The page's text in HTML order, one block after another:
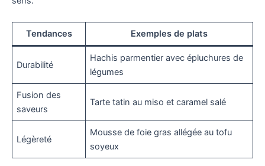
Tendances Exemples de plats
Durabilité
Hachis parmentier avec épluchures de
légumes
Fusion des
saveurs
Tarte tatin au miso et caramel salé
Légèreté
Mousse de foie gras allégée au tofu
soyeux